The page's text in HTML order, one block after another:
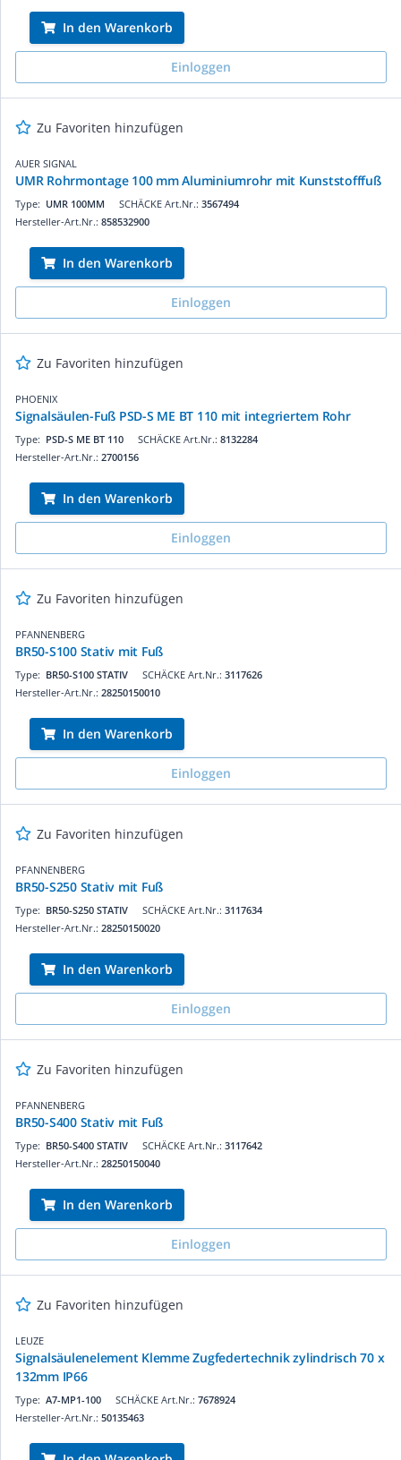
In den Warenkorb
Einloggen
Zu Favoriten hinzufügen
AUER SIGNAL
UMR Rohrmontage 100 mm Aluminiumrohr mit Kunststofffuß
SCHÄCKE Art.Nr.: 3567494
Type: UMR 100MM
Hersteller-Art.Nr.: 858532900
In den Warenkorb
Einloggen
Zu Favoriten hinzufügen
PHOENIX
Signalsäulen-Fuß PSD-S ME BT 110 mit integriertem Rohr
SCHÄCKE Art.Nr.: 8132284
Type: PSD-S ME BT 110
Hersteller-Art.Nr.: 2700156
In den Warenkorb
Einloggen
Zu Favoriten hinzufügen
PFANNENBERG
BR50-S100 Stativ mit Fuß
SCHÄCKE Art.Nr.: 3117626
Type: BR50-S100 STATIV
Hersteller-Art.Nr.: 28250150010
In den Warenkorb
Einloggen
Zu Favoriten hinzufügen
PFANNENBERG
BR50-S250 Stativ mit Fuß
SCHÄCKE Art.Nr.: 3117634
Type: BR50-S250 STATIV
Hersteller-Art.Nr.: 28250150020
In den Warenkorb
Einloggen
Zu Favoriten hinzufügen
PFANNENBERG
BR50-S400 Stativ mit Fuß
SCHÄCKE Art.Nr.: 3117642
Type: BR50-S400 STATIV
Hersteller-Art.Nr.: 28250150040
In den Warenkorb
Einloggen
Zu Favoriten hinzufügen
LEUZE
Signalsäulenelement Klemme Zugfedertechnik zylindrisch 70 x
132mm IP66
SCHÄCKE Art.Nr.: 7678924
Type: A7-MP1-100
Hersteller-Art.Nr.: 50135463